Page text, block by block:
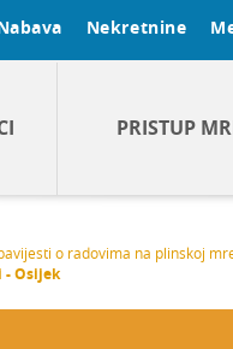
Nekretnine
PRISTUP
o radovima na plinskoj
- Osijek